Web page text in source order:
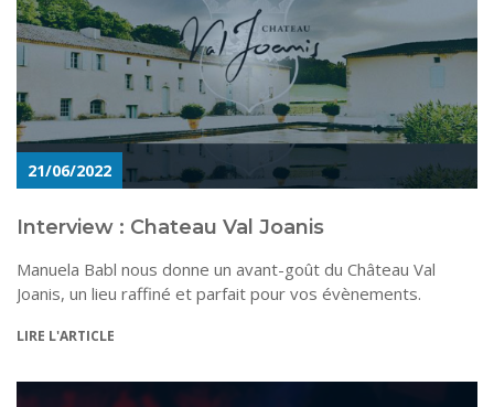
21/06/2022
Interview : Chateau Val Joanis
Manuela Babl nous donne un avant-goût du Château Val
Joanis, un lieu raffiné et parfait pour vos évènements.
LIRE L'ARTICLE